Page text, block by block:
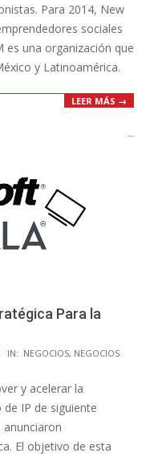
Para 2014, New
sociales
es una organización que
y Latinoamérica.
LEER MÁS →
Para la
IN: NEGOCIOS, NEGOCIOS
y acelerar la
IP de siguiente
El objetivo de esta